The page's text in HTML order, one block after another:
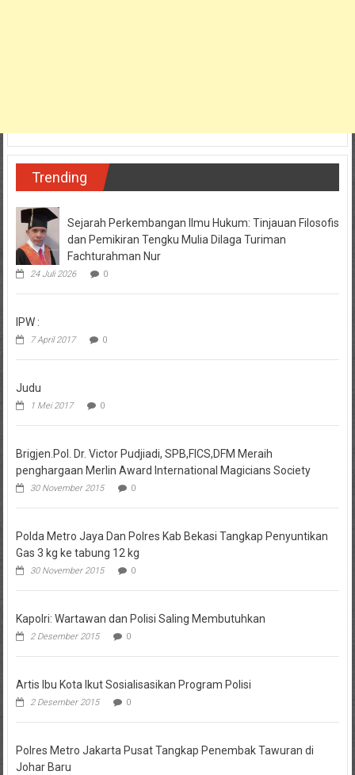
Trending
Sejarah Perkembangan Ilmu Hukum: Tinjauan Filosofis
dan Pemikiran Tengku Mulia Dilaga Turiman
Fachturahman Nur
24 Juli 2026 0
IPW :
7 April 2017 0
Judu
1 Mei 2017 0
Brigjen.Pol. Dr. Victor Pudjiadi, SPB,FICS,DFM Meraih
penghargaan Merlin Award International Magicians Society
30 November 2015 0
Polda Metro Jaya Dan Polres Kab Bekasi Tangkap Penyuntikan
Gas 3 kg ke tabung 12 kg
30 November 2015 0
Kapolri: Wartawan dan Polisi Saling Membutuhkan
2 Desember 2015 0
Artis Ibu Kota Ikut Sosialisasikan Program Polisi
2 Desember 2015 0
Polres Metro Jakarta Pusat Tangkap Penembak Tawuran di
Johar Baru